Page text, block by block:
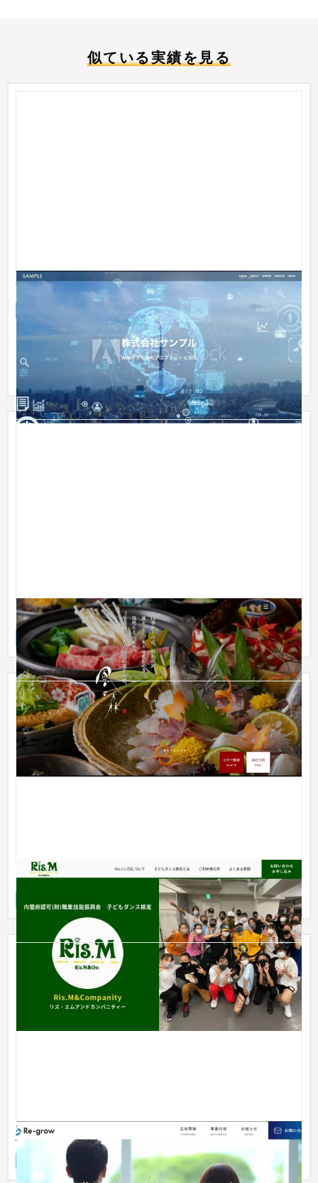
似ている実績を見る
Web制作会社（デモサイト）
IT・Webサービス 〜30万円
企業のコーポレートサイトをイメージしたサンプルのWebサイ
トを制作しました。 ページは制作が完了したものから随時更新
していま...
【由布院】風の森 公式ホームページ
企業サイト 旅館 101〜150万円
リズ・エムアンドカンパニティー
〜30万円
株式会社Re-grow様_コーポレート
〜30万円